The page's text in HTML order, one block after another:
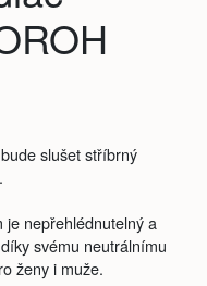
slušet stříbrný
je nepřehlédnutelný a
svému neutrálnímu
ženy i muže.